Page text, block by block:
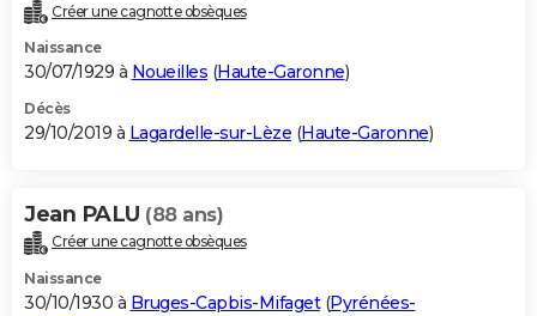
Créer une cagnotte obsèques
Naissance
30/07/1929 à Noueilles (Haute-Garonne)
Décès
29/10/2019 à Lagardelle-sur-Lèze (Haute-Garonne)
Jean PALU (88 ans)
Créer une cagnotte obsèques
Naissance
30/10/1930 à Bruges-Capbis-Mifaget(Pyrénées-